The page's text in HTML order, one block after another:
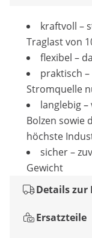
kraftvoll –
Traglast von
flexibel –
praktisch
Stromquelle
langlebig
Bolzen sowie
höchste
sicher –
Gewicht
Details zur
Ersatzteile